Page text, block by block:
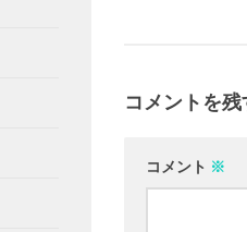
コメントを残
コメント ※